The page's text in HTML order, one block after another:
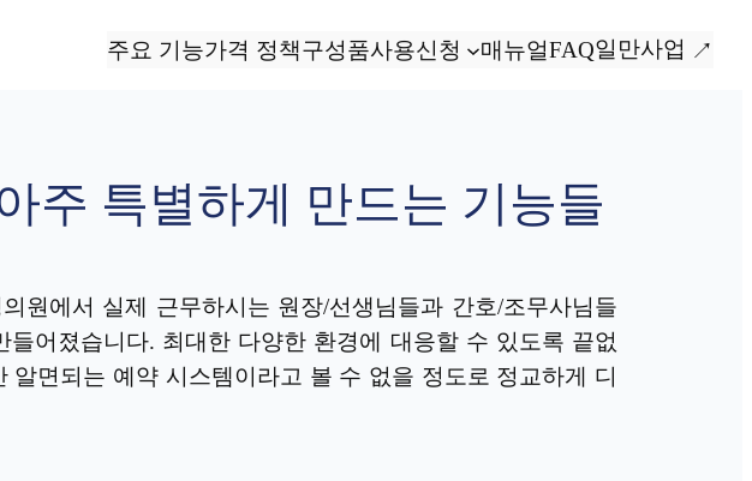
주요 기능가격 정책구성품사용신청 매뉴얼FAQ일만사업
주 특별하게 만드는 기능들
원에서 실제 근무하시는 원장/선생님들과 간호/조무사님들
어졌습니다. 최대한 다양한 환경에 대응할 수 있도록 끝없
면되는 예약 시스템이라고 볼 수 없을 정도로 정교하게 디